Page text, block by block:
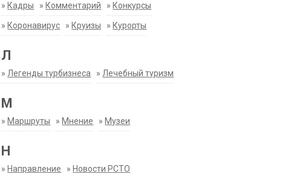
» Кадры » Комментарий » Конкурсы
» Коронавирус » Круизы » Курорты
Л
» Легенды турбизнеса » Лечебный туризм
М
» Маршруты » Мнение » Музеи
Н
» Направление » Новости РСТО